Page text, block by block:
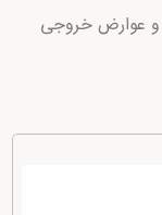
و عوارض خروجی